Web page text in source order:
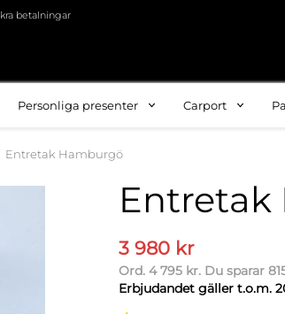
betalningar
Personliga presenter Carport
Entretak Hamburgö
3 980 kr
Ord. 4 795 kr. Du sparar
Erbjudandet gäller t.o.m.